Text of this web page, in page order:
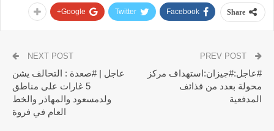
Share
Facebook
Twitter
Google+
#عاجل:#جيزان:استهداف مركز
محولة بعدد من قذائف
المدفعية
NEXT POST
عاجل | #صعدة : التحالف يشن
5 غارات على مناطق
ولدمسعود والمهاذر والخط
العام في فروة